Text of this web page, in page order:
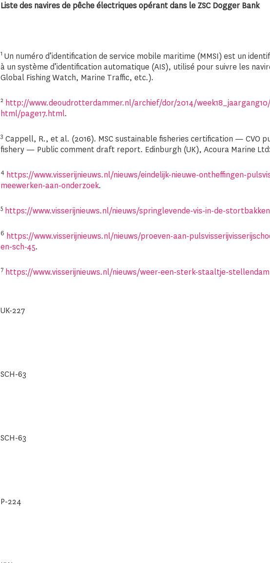
Liste des navires de pêche électriques opérant dans le ZSC Dogger Bank
1 Un numéro d’identification de service mobile maritime (MMSI) est un
à un système d’identification automatique (AIS), utilisé pour suivre les
Global Fishing Watch, Marine Traffic, etc.).
2 http://www.deoudrotterdammer.nl/archief/dor/2014/
html/page17.html.
3 Cappell, R., et al. (2016). MSC sustainable fisheries certification — CVO
fishery — Public comment draft report. Edinburgh (UK), Acoura Marine Ltd
4 https://www.visserijnieuws.nl/nieuws/eindelijk-nieuwe-ontheffingen-
meewerken-aan-onderzoek.
5 https://www.visserijnieuws.nl/nieuws/springlevende-vis-in-de-stortbakken
6 https://www.visserijnieuws.nl/nieuws/proeven-aan-
en-sch-45.
7 https://www.visserijnieuws.nl/nieuws/weer-een-sterk-staaltje-stellendam
UK-227
SCH-63
SCH-63
P-224